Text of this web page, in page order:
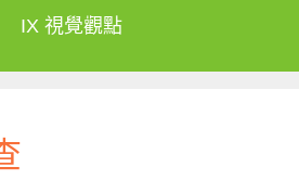
IX 視覺觀點